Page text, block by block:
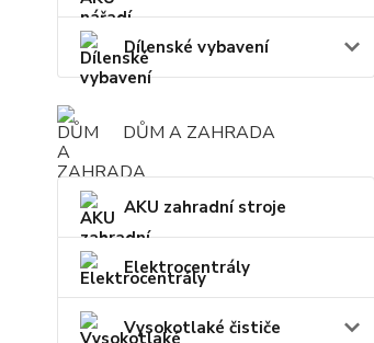
Dílenské vybavení
DŮM A ZAHRADA
AKU zahradní stroje
Elektrocentrály
Vysokotlaké čističe